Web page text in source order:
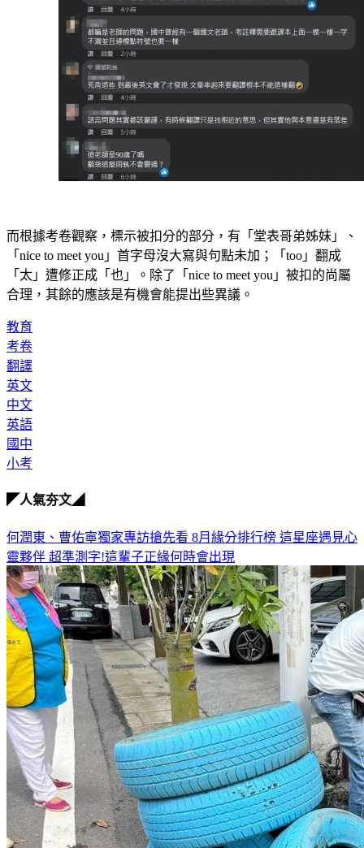
而根據考卷觀察，標示被扣分的部分，有「堂表哥弟姊妹」、
「nice to meet you」首字母沒大寫與句點未加；「too」翻成
「太」遭修正成「也」。除了「nice to meet you」被扣的尚屬
合理，其餘的應該是有機會能提出些異議。
教育
考卷
翻譯
英文
中文
英語
國中
小考
◤人氣夯文◢
何潤東、曹佑寧獨家專訪搶先看 8月緣分排行榜 這星座遇見心
靈夥伴 超準測字!這輩子正緣何時會出現